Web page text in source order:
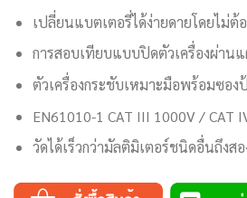
เปลี่ยนแบตเตอรี่ได้ง่ายดายโดยไม่ต้
การสอบเทียบแบบปิดตัวเครื่องผ่าน
ตัวเครื่องกระชับเหมาะมือพร้อมซอง
EN61010-1 CAT III 1000V / CAT
วัดได้เร็วกว่ามัลติมิเตอร์ชนิดอื่นถึงสอ